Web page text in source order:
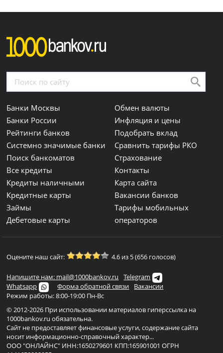
Банки Москвы
Банки России
Рейтинги банков
Системно значимые банки
Поиск банкоматов
Все кредиты
Кредиты наличными
Кредитные карты
Займы
Дебетовые карты
Обмен валюты
Инфляция и цены
Подобрать вклад
Сравнить тарифы РКО
Страхование
Контакты
Карта сайта
Вакансии банков
Тарифы мобильных
операторов
Оцените наш сайт: 4.6 из 5 (656 голосов)
Напишите нам: mail@1000bankov.ru
Telegram
Whatsapp
Форма обратной связи
Вакансии
Режим работы: 8:00-19:00 Пн-Вс
© 2012-2026 При использовании материалов гиперссылка на
1000bankov.ru обязательна.
Сайт не предоставляет финансовые услуги, содержание сайта
носит информационно-справочный характер...
ООО "ОНЛАЙНС" ИНН:1650279601 КПП:165901001 ОГРН